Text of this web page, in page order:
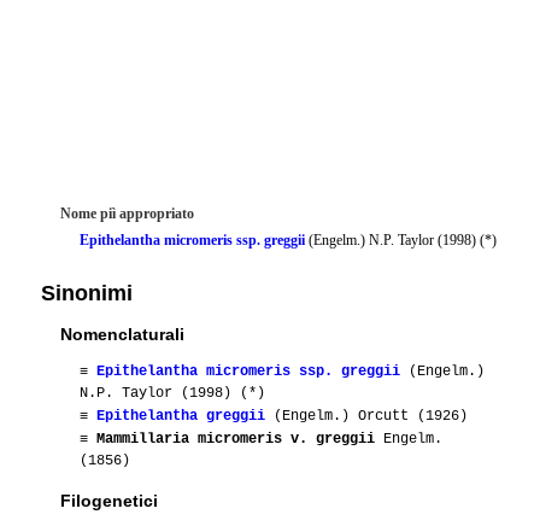
Nome piì appropriato
Epithelantha micromeris ssp. greggii (Engelm.) N.P. Taylor (1998) (*)
Sinonimi
Nomenclaturali
≡ Epithelantha micromeris ssp. greggii (Engelm.)
N.P. Taylor (1998) (*)
≡ Epithelantha greggii (Engelm.) Orcutt (1926)
≡ Mammillaria micromeris v. greggii Engelm.
(1856)
Filogenetici